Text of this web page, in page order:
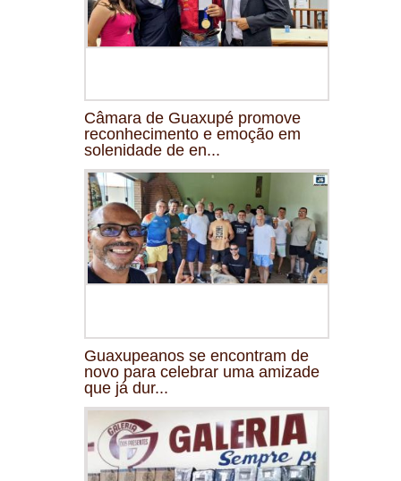
Câmara de Guaxupé promove
reconhecimento e emoção em
solenidade de en...
Guaxupeanos se encontram de
novo para celebrar uma amizade
que já dur...